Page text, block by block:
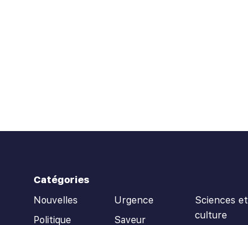
Catégories
Nouvelles
Politique
Urgence
Saveur
Sciences et
culture